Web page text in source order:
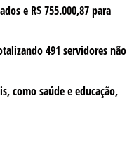
e R$ 755.000,87 para
491 servidores não
como saúde e educação,